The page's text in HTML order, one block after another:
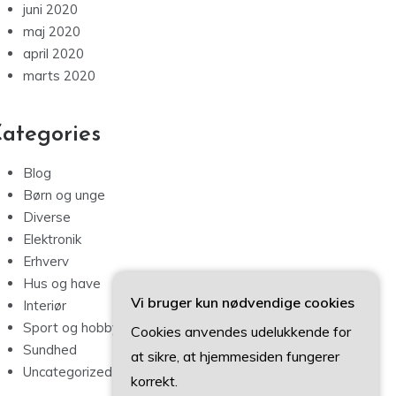
juni 2020
maj 2020
april 2020
marts 2020
Blog
Børn og unge
Diverse
Elektronik
Erhverv
Hus og have
Interiør
Sport og hobby
Sundhed
Uncategorized
Vi bruger kun nødvendige cookies
Cookies anvendes udelukkende for
at sikre, at hjemmesiden fungerer
korrekt.